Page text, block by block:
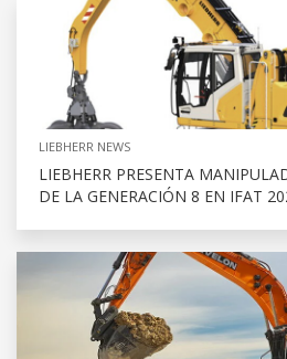
LIEBHERR NEWS
LIEBHERR PRESENTA
DE LA GENERACIÓN 8 EN IFAT